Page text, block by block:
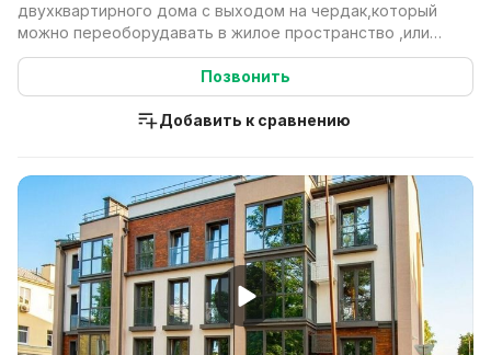
двухквартирного дома с выходом на чердак,который
можно переоборудавать в жилое пространство ,или
тв...
Позвонить
Добавить к сравнению